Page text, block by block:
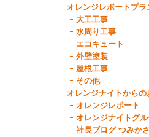
オレンジレポートプラ
大工工事
水周り工事
エコキュート
外壁塗装
屋根工事
その他
オレンジナイトからの
オレンジレポート
オレンジナイトグ
社長ブログ つみか